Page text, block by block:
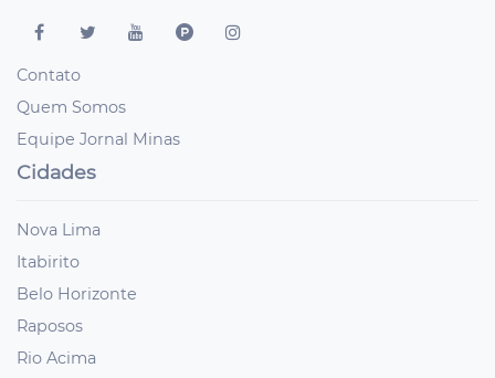
Contato
Quem Somos
Equipe Jornal Minas
Cidades
Nova Lima
Itabirito
Belo Horizonte
Raposos
Rio Acima